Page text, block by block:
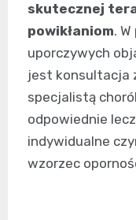
skutecznej
powikłaniom.
uporczywych
jest konsultacja
specjalistą
odpowiednie
indywidualne
wzorzec